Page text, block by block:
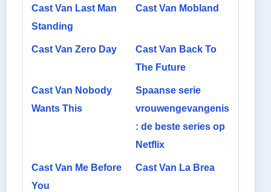
Cast Van Last Man
Standing
Cast Van Mobland
Cast Van Zero Day
Cast Van Back To
The Future
Cast Van Nobody
Wants This
Spaanse serie
vrouwengevangenis
: de beste series op
Netflix
Cast Van Me Before
You
Cast Van La Brea